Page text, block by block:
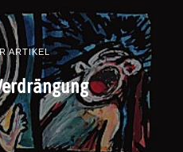
ARTIKEL